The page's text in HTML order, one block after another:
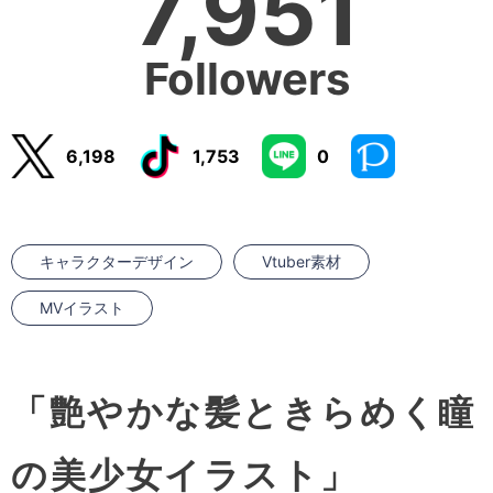
Followers
6,198 1,753 0
キャラクターデザイン Vtuber素材
MVイラスト
「艶やかな髪ときらめく瞳
の美少女イラスト」